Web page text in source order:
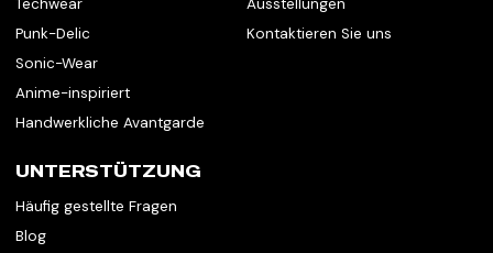
Techwear
Punk-Delic
Sonic-Wear
Anime-inspiriert
Handwerkliche Avantgarde
Ausstellungen
Kontaktieren Sie uns
UNTERSTÜTZUNG
Häufig gestellte Fragen
Blog